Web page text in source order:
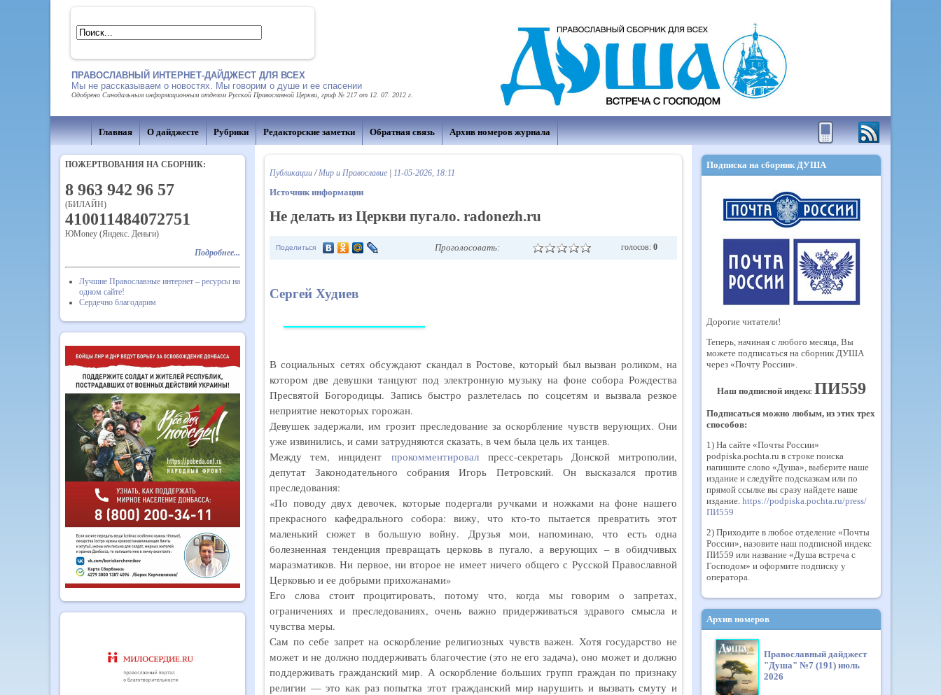
ПРАВОСЛАВНЫЙ ИНТЕРНЕТ-ДАЙДЖЕСТ ДЛЯ ВСЕХ
Мы не рассказываем о новостях. Мы говорим о душе и ее спасении
Одобрено Синодальным информационным отделом Русской Православной Церкви, гриф № 217 от 12. 07. 2012 г.
Главная О дайджесте Рубрики Редакторские заметки Обратная связь Архив номеров журнала
ПОЖЕРТВОВАНИЯ НА СБОРНИК:
8 963 942 96 57
(БИЛАЙН)
410011484072751
ЮMoney (Яндекс. Деньги)
Подробнее...
Лучшие Православные интернет – ресурсы на
одном сайте!
Сердечно благодарим
Публикации/Мир и Православие 11-05-2026, 18:11
Источник информации
Не делать из Церкви пугало. radonezh.ru
Поделиться Проголосовать: голосов: 0
Сергей Худиев
В социальных сетях обсуждают скандал в Ростове, который был вызван роликом, на
котором две девушки танцуют под электронную музыку на фоне собора Рождества
Пресвятой Богородицы. Запись быстро разлетелась по соцсетям и вызвала резкое
неприятие некоторых горожан.
Девушек задержали, им грозит преследование за оскорбление чувств верующих. Они
уже извинились, и сами затрудняются сказать, в чем была цель их танцев.
Между тем, инцидент прокомментировалпресс-секретарь Донской митрополии,
депутат Законодательного собрания Игорь Петровский. Он высказался против
преследования:
«По поводу двух девочек, которые подергали ручками и ножками на фоне нашего
прекрасного кафедрального собора: вижу, что кто-то пытается превратить этот
маленький сюжет в большую войну. Друзья мои, напоминаю, что есть одна
болезненная тенденция превращать церковь в пугало, а верующих – в обидчивых
маразматиков. Ни первое, ни второе не имеет ничего общего с Русской Православной
Церковью и ее добрыми прихожанами»
Его слова стоит процитировать, потому что, когда мы говорим о запретах,
ограничениях и преследованиях, очень важно придерживаться здравого смысла и
чувства меры.
Сам по себе запрет на оскорбление религиозных чувств важен. Хотя государство не
может и не должно поддерживать благочестие (это не его задача), оно может и должно
поддерживать гражданский мир. А оскорбление больших групп граждан по признаку
религии — это как раз попытка этот гражданский мир нарушить и вызвать смуту и
Подписка на сборник ДУША
Дорогие читатели!
Теперь, начиная с любого месяца, Вы
можете подписаться на сборник ДУША
через «Почту России».
Наш подписной индекс ПИ559
Подписаться можно любым, из этих трех
способов:
1) На сайте «Почты России»
podpiska.pochta.ru в строке поиска
напишите слово «Душа», выберите наше
издание и следуйте подсказкам или по
прямой ссылке вы сразу найдете наше
издание. https://podpiska.pochta.ru/press/
ПИ559
2) Приходите в любое отделение «Почты
России», назовите наш подписной индекс
ПИ559 или название «Душа встреча с
Господом» и оформите подписку у
оператора.
Архив номеров
Православный дайджест
"Душа" №7 (191) июль
2026